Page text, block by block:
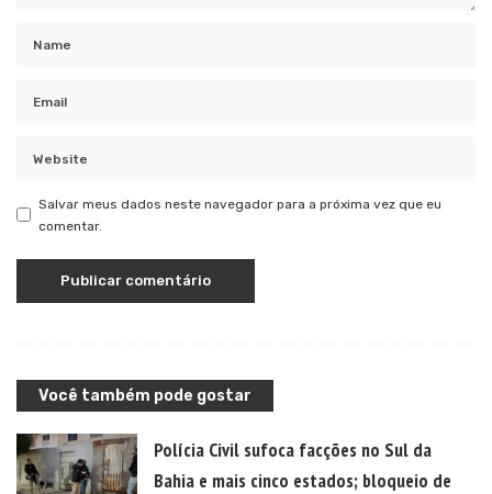
Salvar meus dados neste navegador para a próxima vez que eu
comentar.
Você também pode gostar
Polícia Civil sufoca facções no Sul da
Bahia e mais cinco estados; bloqueio de